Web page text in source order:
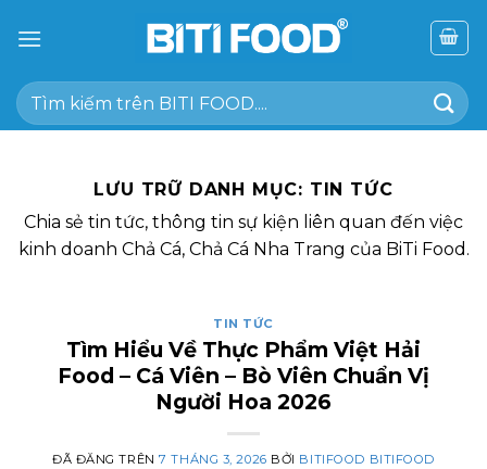
đến
dung
Tìm
kiếm:
LƯU TRỮ DANH MỤC: TIN TỨC
Chia sẻ tin tức, thông tin sự kiện liên quan đến việc
kinh doanh Chả Cá, Chả Cá Nha Trang của BiTi Food.
TIN TỨC
Tìm Hiểu Về Thực Phẩm Việt Hải
Food – Cá Viên – Bò Viên Chuẩn Vị
Người Hoa 2026
ĐÃ ĐĂNG TRÊN7 THÁNG 3, 2026 BỞI BITIFOOD BITIFOOD